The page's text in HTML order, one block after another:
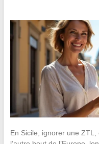
En Sicile, ignorer une ZTL,